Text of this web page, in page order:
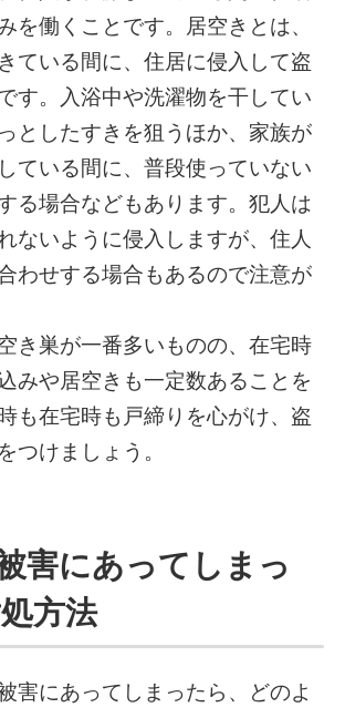
を働くことです。居空きとは、
ている間に、住居に侵入して盗
す。入浴中や洗濯物を干してい
としたすきを狙うほか、家族が
ている間に、普段使っていない
る場合などもあります。犯人は
ないように侵入しますが、住人
わせする場合もあるので注意が
き巣が一番多いものの、在宅時
みや居空きも一定数あることを
も在宅時も戸締りを心がけ、盗
つけましょう。
害にあってしまっ
方法
害にあってしまったら、どのよ